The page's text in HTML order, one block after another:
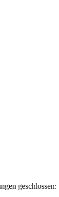
geschlossen: